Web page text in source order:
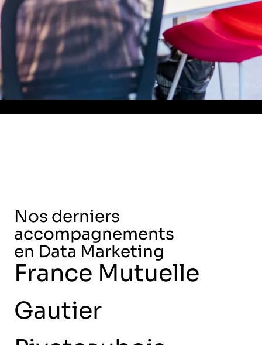
Nos derniers
accompagnements
en Data Marketing
France Mutuelle
+483% de trafic web
Gautier
-50% de coût par lead